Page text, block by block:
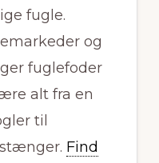
fugle.
og
fuglefoder
alt fra en
til
Find